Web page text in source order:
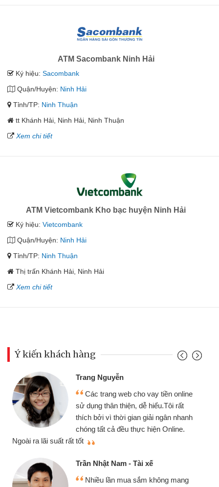
ATM Sacombank Ninh Hải
Ký hiệu: Sacombank
Quận/Huyện: Ninh Hải
Tỉnh/TP: Ninh Thuận
tt Khánh Hải, Ninh Hải, Ninh Thuận
Xem chi tiết
ATM Vietcombank Kho bạc huyện Ninh Hải
Ký hiệu: Vietcombank
Quận/Huyện: Ninh Hải
Tỉnh/TP: Ninh Thuận
Thị trấn Khánh Hải, Ninh Hải
Xem chi tiết
Ý kiến khách hàng
Trang Nguyễn
Các trang web cho vay tiền online
sử dụng thân thiện, dễ hiểu.Tôi rất
thích bởi vì thời gian giải ngân nhanh
chóng tất cả đều thực hiện Online.
Ngoài ra lãi suất rất tốt
Trần Nhật Nam - Tài xế
Nhiều lần mua sắm không mang